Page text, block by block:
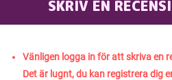
SKRIV EN
Vänligen logga in för att skriva en
Det är lugnt, du kan registrera dig